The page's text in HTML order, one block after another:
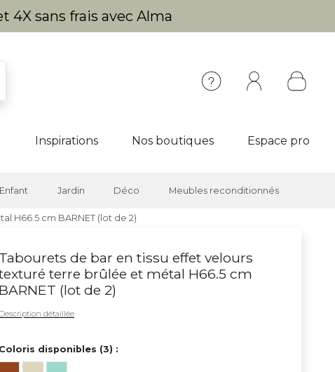
4X sans frais avec Alma
Inspirations Nos boutiques Espace pro
Enfant Jardin Déco Meubles reconditionnés
H66.5 cm BARNET (lot de 2)
Tabourets de bar en tissu effet velours
terre brûlée et métal H66.5 cm
BARNET (lot de 2)
Description détaillée
Coloris disponibles (3) :